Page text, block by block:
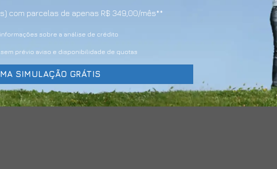
com parcelas de apenas R$ 349,00/mês**
sobre a análise de crédito
prévio aviso e disponibilidade de quotas
SIMULAÇÃO GRÁTIS